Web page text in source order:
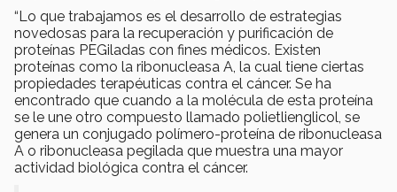
“Lo que trabajamos es el desarrollo de estrategias
novedosas para la recuperación y purificación de
proteínas PEGiladas con fines médicos. Existen
proteínas como la ribonucleasa A, la cual tiene ciertas
propiedades terapéuticas contra el cáncer. Se ha
encontrado que cuando a la molécula de esta proteína
se le une otro compuesto llamado polietlienglicol, se
genera un conjugado polímero-proteína de ribonucleasa
A o ribonucleasa pegilada que muestra una mayor
actividad biológica contra el cáncer.